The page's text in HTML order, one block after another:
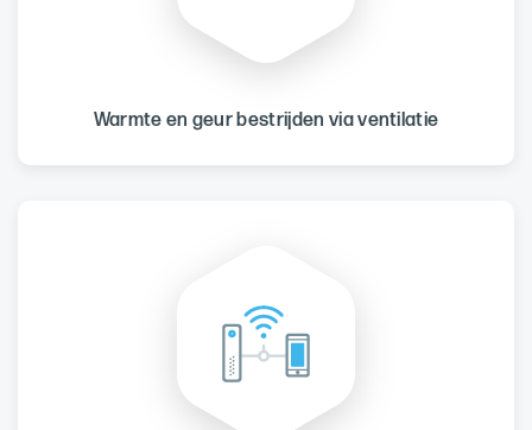
Warmte en geur bestrijden via ventilatie